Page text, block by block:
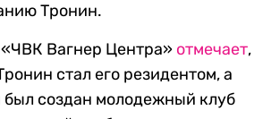
Тронин.
Вагнер Центра» отмечает,
стал его резидентом, а
создан молодежный клуб